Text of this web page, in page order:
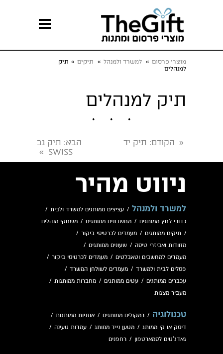
מוצרי פרסום » למשרד ולמנהל » תיקים » תיק
למנהלים
תיק למנהלים
« הקודם: תיק יד הבא: תיק גב
SWISS
»
ניווט מהיר
למשרד ולמנהל / עציצים ממותגים למשרד ולבית /
כדורי לחץ ממותגים / מחשבונים ממותגים / משחקי מנהלים
/ תיקים ממותגים / מעמדים לכרטיסי ביקור /
מזוודות ואביזרי טיסה / שעונים ממותגים /
מעמדים למחשבים וטאבלטים / מעמדים לכרטיסי ביקור /
פסלים לבית ולמשרד / מעמדים לשולחן המשרד /
עכברים ממותגים / עטים ממותגים / מחברות ממותגות /
מעביר מצגות
טכנולוגיה / רמקולים ממותגים / אוזניות ממותגות /
דיסק או קי ממותג / מטען נייד ממותג / עמדות טעינה /
גאדג'טים לסמארטפון / רחפנים